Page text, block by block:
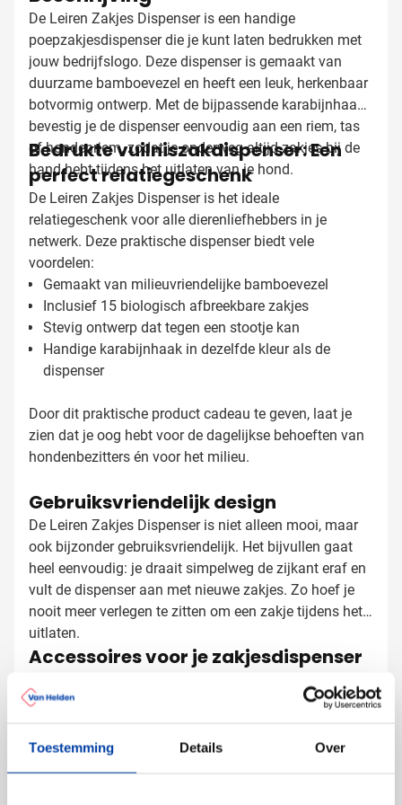
Toestemming Details Over
De Leiren Zakjes Dispenser is een handige
poepzakjesdispenser die je kunt laten bedrukken met
jouw bedrijfslogo. Deze dispenser is gemaakt van
duurzame bamboevezel en heeft een leuk, herkenbaar
botvormig ontwerp. Met de bijpassende karabijnhaak
bevestig je de dispenser eenvoudig aan een riem, tas
of hondenriem, zodat je onderweg altijd zakjes bij de
hand hebt tijdens het uitlaten van je hond.
Bedrukte vuilniszakdispenser: Een
perfect relatiegeschenk
De Leiren Zakjes Dispenser is het ideale
relatiegeschenk voor alle dierenliefhebbers in je
netwerk. Deze praktische dispenser biedt vele
voordelen:
Gemaakt van milieuvriendelijke bamboevezel
Inclusief 15 biologisch afbreekbare zakjes
Stevig ontwerp dat tegen een stootje kan
Handige karabijnhaak in dezelfde kleur als de
dispenser
Door dit praktische product cadeau te geven, laat je
zien dat je oog hebt voor de dagelijkse behoeften van
hondenbezitters én voor het milieu.
Gebruiksvriendelijk design
De Leiren Zakjes Dispenser is niet alleen mooi, maar
ook bijzonder gebruiksvriendelijk. Het bijvullen gaat
heel eenvoudig: je draait simpelweg de zijkant eraf en
vult de dispenser aan met nieuwe zakjes. Zo hoef je
nooit meer verlegen te zitten om een zakje tijdens het
uitlaten.
Accessoires voor je zakjesdispenser
opties:
Een mooie geschenkverpakking voor een complete